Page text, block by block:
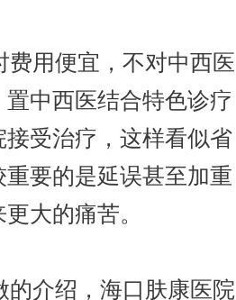
用便宜，不对中西医
中西医结合特色诊疗
受治疗，这样看似省
要的是延误甚至加重
大的痛苦。
介绍，海口肤康医院